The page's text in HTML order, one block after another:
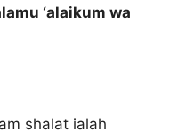
‘alaikum wa
shalat ialah